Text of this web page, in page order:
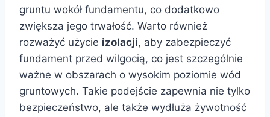
gruntu wokół fundamentu, co dodatkowo
zwiększa jego trwałość. Warto również
rozważyć użycie izolacji, aby zabezpieczyć
fundament przed wilgocią, co jest szczególnie
ważne w obszarach o wysokim poziomie wód
gruntowych. Takie podejście zapewnia nie tylko
bezpieczeństwo, ale także wydłuża żywotność